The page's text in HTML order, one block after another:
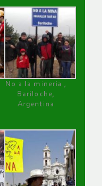
No a la minería ,
Bariloche,
Argentina